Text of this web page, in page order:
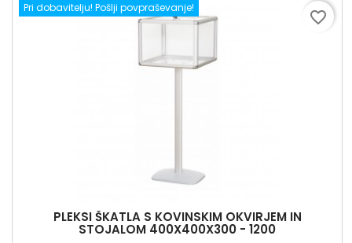
Pri dobavitelju! Pošlji povpraševanje!
PLEKSI ŠKATLA S KOVINSKIM OKVIRJEM IN
STOJALOM 400X400X300 - 1200
favorite_border